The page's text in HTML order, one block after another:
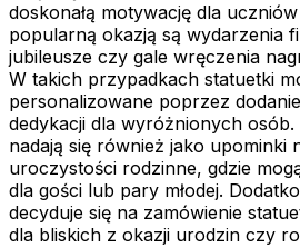
doskonałą motywację dla
popularną okazją są wydarzenia
jubileusze czy gale wręczenia
W takich przypadkach statuetki
personalizowane poprzez
dedykacji dla wyróżnionych osób.
nadają się również jako upominki
uroczystości rodzinne, gdzie
dla gości lub pary młodej.
decyduje się na zamówienie
dla bliskich z okazji urodzin czy